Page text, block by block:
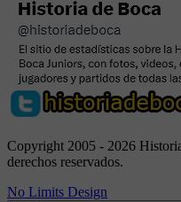
Copyright 2005 - 2026
derechos reservados.
No Limits Design